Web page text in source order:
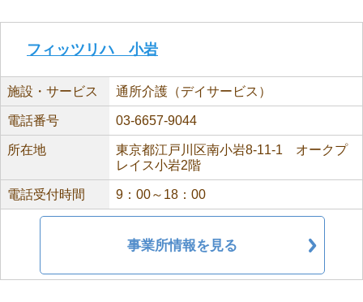
フィッツリハ 小岩
施設・サービス 通所介護（デイサービス）
電話番号 03-6657-9044
所在地
東京都江戸川区南小岩8-11-1 オークプ
レイス小岩2階
電話受付時間 9：00～18：00
事業所情報を見る